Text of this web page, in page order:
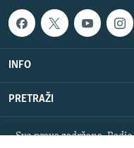
INFO
PRETRAŽI
Sva prava zadržana.